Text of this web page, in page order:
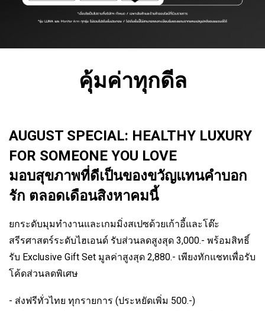
คุ้มค่าทุกดีล
AUGUST SPECIAL: HEALTHY LUXURY
FOR SOMEONE YOU LOVE
มอบสุขภาพที่ดีเป็นของขวัญแทนคำบอก
รัก ตลอดเดือนสิงหาคมนี้
ยกระดับมุมทำงานและเกมมิ่งสเปซด้วยเก้าอี้และโต๊ะ
สรีรศาสตร์ระดับไฮเอนด์ รับส่วนลดสูงสุด 3,000.- พร้อมสิทธิ์
รับ Exclusive Gift Set มูลค่าสูงสุด 2,880.- เพียงทักแชทเพื่อรับ
โค้ดส่วนลดพิเศษ
- ส่งฟรีทั่วไทย ทุกรายการ (ประหยัดเพิ่ม 500.-)